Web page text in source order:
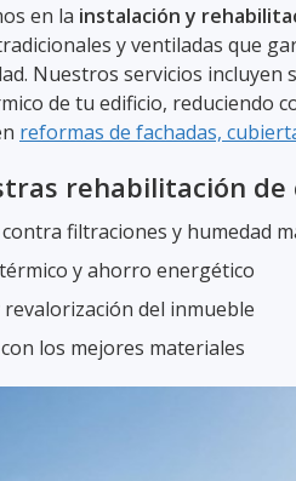
en la instalación y
y ventiladas que
Nuestros servicios incluyen
de tu edificio, reduciendo
reformas de fachadas,
rehabilitación de
filtraciones y humedad
y ahorro energético
del inmueble
los mejores materiales